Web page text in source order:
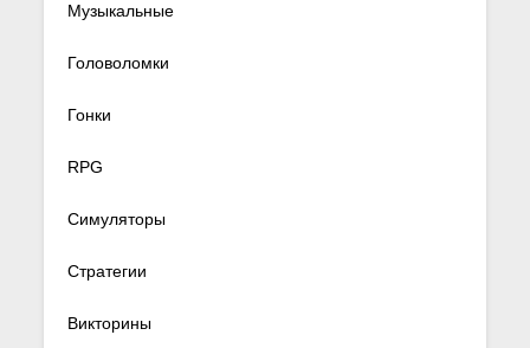
Музыкальные
Головоломки
Гонки
RPG
Симуляторы
Стратегии
Викторины